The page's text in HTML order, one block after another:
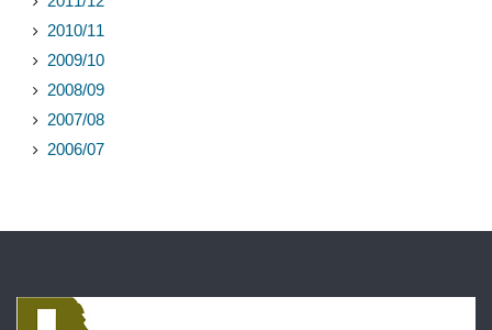
2010/11
2009/10
2008/09
2007/08
2006/07